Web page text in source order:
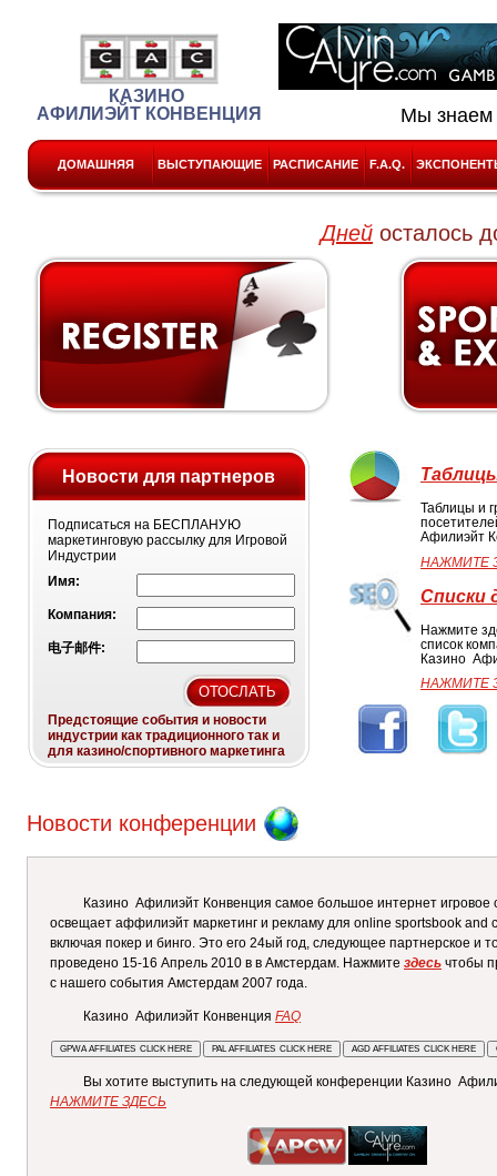
КАЗИНО
АФИЛИЭЙТ КОНВЕНЦИЯ
ДОМАШНЯЯ ВЫСТУПАЮЩИЕ РАСПИСАНИЕ F.A.Q.
Мы
Дней осталось
Новости для партнеров
Подписаться на БЕСПЛАНУЮ
маркетинговую рассылку для Игровой
Индустрии
Имя:
Компания:
电子邮件:
Предстоящие события и новости
индустрии как традиционного так и
для казино/спортивного маркетинга
Таблицы и
Афилиэйт
НАЖМИТЕ
Списки
Нажмите
список
Казино
НАЖМИТЕ
Новости конференции
Казино Афилиэйт Конвенция самое большое интернет игровое
освещает аффилиэйт маркетинг и рекламу для online sportsbook and
включая покер и бинго. Это его 24ый год, следующее партнерское и
проведено 15-16 Апрель 2010 в в Амстердам. Нажмите здесь чтобы
с нашего события Амстердам 2007 года.
Казино Афилиэйт Конвенция FAQ
Вы хотите выступить на следующей конференции Казино
НАЖМИТЕ ЗДЕСЬ